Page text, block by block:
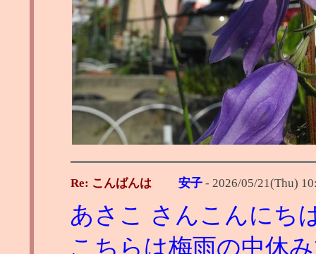
Re: こんばんは 安子 - 2026/05/21(Thu)
あさこ さんこんにち
こちらは梅雨の中休